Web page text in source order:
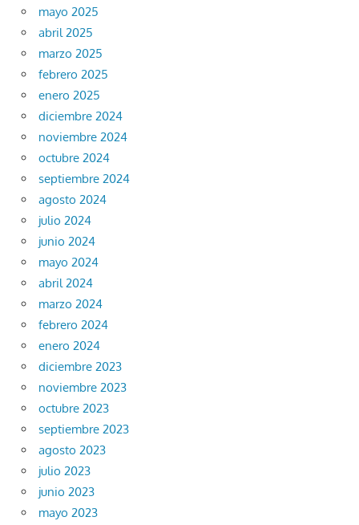
mayo 2025
abril 2025
marzo 2025
febrero 2025
enero 2025
diciembre 2024
noviembre 2024
octubre 2024
septiembre 2024
agosto 2024
julio 2024
junio 2024
mayo 2024
abril 2024
marzo 2024
febrero 2024
enero 2024
diciembre 2023
noviembre 2023
octubre 2023
septiembre 2023
agosto 2023
julio 2023
junio 2023
mayo 2023